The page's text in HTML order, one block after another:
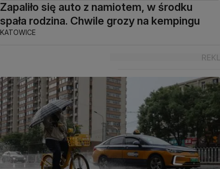
Zapaliło się auto z namiotem, w środku
spała rodzina. Chwile grozy na kempingu
KATOWICE